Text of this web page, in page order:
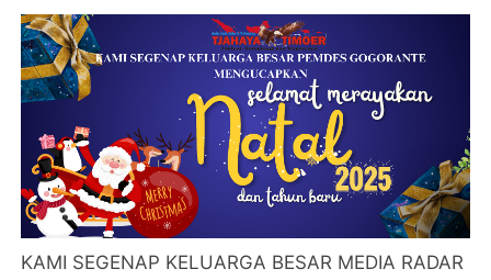
KAMI SEGENAP KELUARGA BESAR MEDIA RADAR